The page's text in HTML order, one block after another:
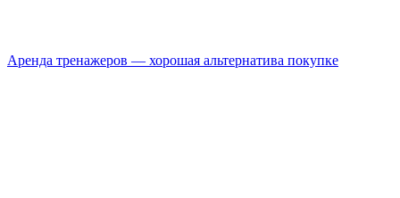
Аренда тренажеров — хорошая альтернатива покупке